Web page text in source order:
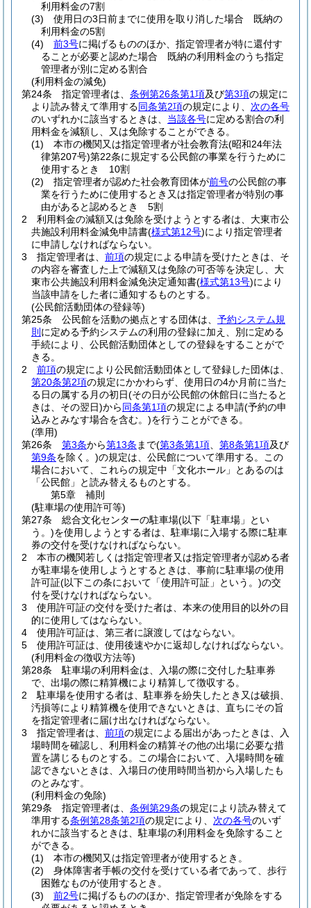
利用料金の7割
(3)
使用日の3日前までに使用を取り消した場合 既納の
利用料金の5割
(4)
前3号に掲げるもののほか、指定管理者が特に還付す
ることが必要と認めた場合 既納の利用料金のうち指定
管理者が別に定める割合
(利用料金の減免)
第24条
指定管理者は、 条例第26条第1項及び第3項の規定に
より読み替えて準用する同条第2項の規定により、 次の各号
のいずれかに該当するときは、 当該各号に定める割合の利
用料金を減額し、又は免除することができる。
(1)
本市の機関又は指定管理者が社会教育法(昭和24年法
律第207号)第22条に規定する公民館の事業を行うために
使用するとき 10割
(2)
指定管理者が認めた社会教育団体が前号の公民館の事
業を行うために使用するとき又は指定管理者が特別の事
由があると認めるとき 5割
2
利用料金の減額又は免除を受けようとする者は、大東市公
共施設利用料金減免申請書(様式第12号)により指定管理者
に申請しなければならない。
3
指定管理者は、 前項の規定による申請を受けたときは、そ
の内容を審査した上で減額又は免除の可否等を決定し、大
東市公共施設利用料金減免決定通知書(様式第13号)により
当該申請をした者に通知するものとする。
(公民館活動団体の登録等)
第25条
公民館を活動の拠点とする団体は、 予約システム規
則 に定める予約システムの利用の登録に加え、別に定める
手続により、公民館活動団体としての登録をすることがで
きる。
2
前項の規定により公民館活動団体として登録した団体は、
第20条第2項の規定にかかわらず、使用日の4か月前に当た
る日の属する月の初日(その日が公民館の休館日に当たると
きは、その翌日)から同条第1項の規定による申請(予約の申
込みとみなす場合を含む。)を行うことができる。
(準用)
第26条
第3条から第13条 まで(第3条第1項 第8条第1項及び
第9条を除く。)の規定は、公民館について準用する。
この
場合において、これらの規定中「文化ホール」とあるのは
「公民館」と読み替えるものとする。
第5章
補則
(駐車場の使用許可等)
第27条
総合文化センターの駐車場(以下「駐車場」とい
う。)を使用しようとする者は、駐車場に入場する際に駐車
券の交付を受けなければならない。
2
本市の機関若しくは指定管理者又は指定管理者が認める者
が駐車場を使用しようとするときは、事前に駐車場の使用
許可証(以下この条において「使用許可証」という。)の交
付を受けなければならない。
3
使用許可証の交付を受けた者は、本来の使用目的以外の目
的に使用してはならない。
4
使用許可証は、第三者に譲渡してはならない。
5
使用許可証は、使用後速やかに返却しなければならない。
(利用料金の徴収方法等)
第28条
駐車場の利用料金は、入場の際に交付した駐車券
で、出場の際に精算機により精算して徴収する。
2
駐車場を使用する者は、駐車券を紛失したとき又は破損、
汚損等により精算機を使用できないときは、直ちにその旨
を指定管理者に届け出なければならない。
3
指定管理者は、 前項の規定による届出があったときは、入
場時間を確認し、利用料金の精算その他の出場に必要な措
置を講じるものとする。
この場合において、入場時間を確
認できないときは、入場日の使用時間当初から入場したも
のとみなす。
(利用料金の免除)
第29条
指定管理者は、 条例第29条の規定により読み替えて
準用する条例第28条第2項の規定により、 次の各号のいず
れかに該当するときは、駐車場の利用料金を免除すること
ができる。
(1)
本市の機関又は指定管理者が使用するとき。
(2)
身体障害者手帳の交付を受けている者であって、歩行
困難なものが使用するとき。
(3)
前2号に掲げるもののほか、指定管理者が免除をする